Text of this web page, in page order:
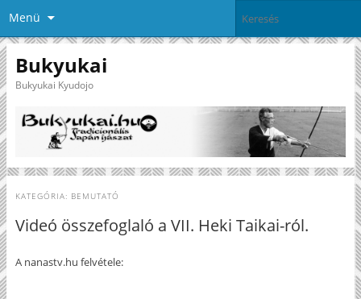
Menü
Bukyukai
Bukyukai Kyudojo
KATEGÓRIA: BEMUTATÓ
Videó összefoglaló a VII. Heki Taikai-ról.
A nanastv.hu felvétele: